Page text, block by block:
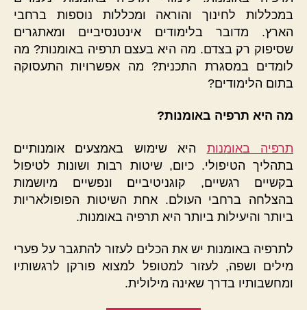
במכללות לחינוך והוראה ומכללות נוספות ברחבי
הארץ. מדובר בלימודים אינטנסיביים ומאתגרים
שסיפוק רק בצדם. מה היא בעצם תרפיה באומנות? מה
לומדים במסגרת התכנית? מה אפשרויות התעסוקה
בתום הלימודים?
מה היא תרפיה באומנות?
תרפיה באומנות היא שימוש באמצעים אומנותיים
בתהליך הטיפולי. כיום, שיטות רבות ושונות לטיפול
בקשיים רגשיים, קוגניטיביים ונפשיים מיושמות
בהצלחה ברחבי העולם. אחת השיטות הפופולאריות
ביותר והיעילות ביותר היא תרפיה באומנות.
לתרפיה באומנות יש את הכלים לעזור להתגבר על פערי
מילים ושפה, לעזור למטופל למצוא פורקן לרגשותיו
ומחשבותיו בדרך שאינה מילולית.